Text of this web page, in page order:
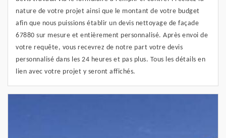
nature de votre projet ainsi que le montant de votre budget
afin que nous puissions établir un devis nettoyage de façade
67880 sur mesure et entièrement personnalisé. Après envoi de
votre requête, vous recevrez de notre part votre devis
personnalisé dans les 24 heures et pas plus. Tous les détails en
lien avec votre projet y seront affichés.